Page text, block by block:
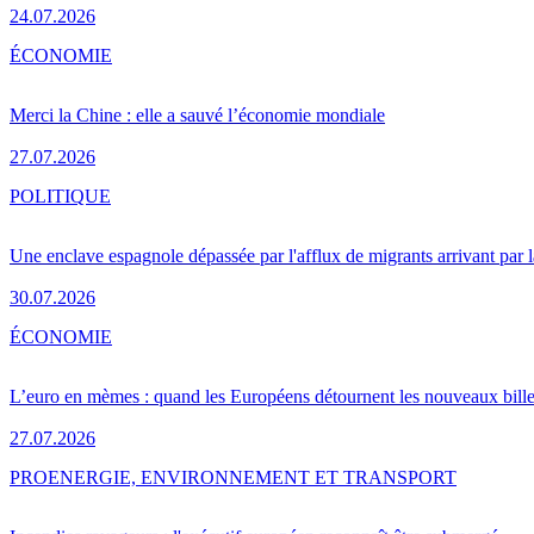
24.07.2026
Merci la Chine : elle a sauvé l’économie mondiale
27.07.2026
ÉCONOMIE
Une enclave espagnole dépassée par l'afflux de migrants arrivant par
30.07.2026
POLITIQUE
L’euro en mèmes : quand les Européens détournent les nouveaux
27.07.2026
ÉCONOMIE
PROENERGIE, ENVIRONNEMENT ET TRANSPORT